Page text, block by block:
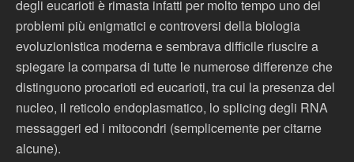
degli eucarioti è rimasta infatti per molto tempo uno dei
problemi più enigmatici e controversi della biologia
evoluzionistica moderna e sembrava difficile riuscire a
spiegare la comparsa di tutte le numerose differenze che
distinguono procarioti ed eucarioti, tra cui la presenza del
nucleo, il reticolo endoplasmatico, lo splicing degli RNA
messaggeri ed i mitocondri (semplicemente per citarne
alcune).